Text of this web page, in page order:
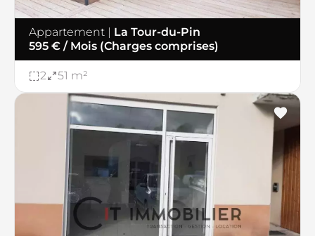
Appartement | La Tour-du-Pin
595 € / Mois (Charges comprises)
2 51 m²